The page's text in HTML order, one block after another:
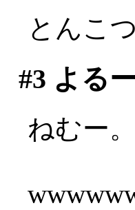
とんこ
#3 よるー
ねむー。